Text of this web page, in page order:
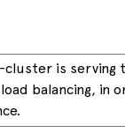
is serving
balancing, in